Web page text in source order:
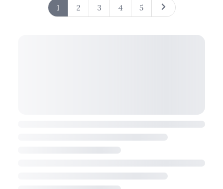
RMS, nhiệt độ, và nhiều hơn nữa. Sản phẩm còn hỗ trợ
giao tiếp quang và khả năng ghi dữ liệu, giúp tối ưu hóa
1 2 3 4 5